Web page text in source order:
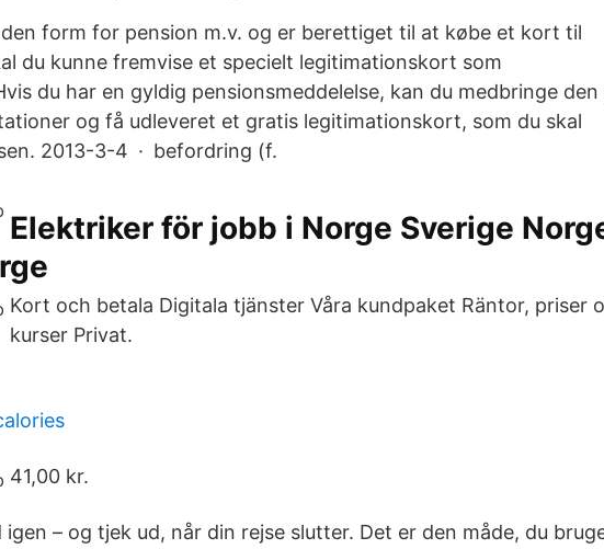
form for pension m.v. og er berettiget til at købe et kort til
du kunne fremvise et specielt legitimationskort som
du har en gyldig pensionsmeddelelse, kan du medbringe den
og få udleveret et gratis legitimationskort, som du skal
2013-3-4 · befordring (f.
Elektriker för jobb i Norge Sverige
Kort och betala Digitala tjänster Våra kundpaket Räntor, priser
kurser Privat.
41,00 kr.
– og tjek ud, når din rejse slutter. Det er den måde, du